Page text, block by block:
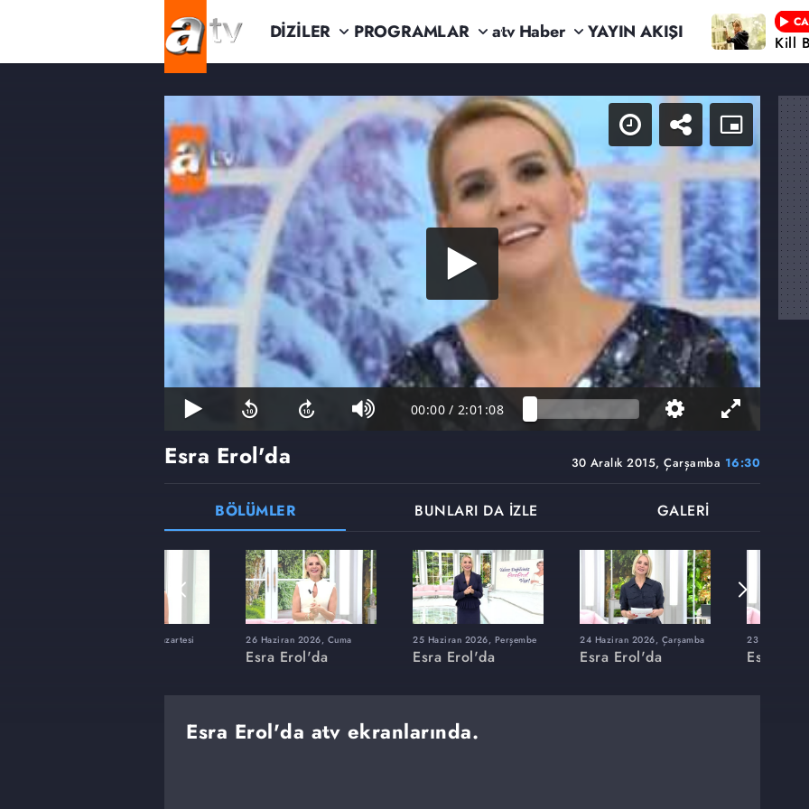
DİZİLER PROGRAMLAR atv Haber YAYIN AKIŞI Kill
00:00 / 2:01:08
30 Aralık 2015, Çarşamba 16:30
Esra Erol'da
BÖLÜMLER BUNLARI DA İZLE GALERİ
8 Haziran 2026, Pazartesi 26 Haziran 2026, Cuma
Esra Erol'da
25 Haziran 2026, Perşembe
Esra Erol'da
24 Haziran 2026, Çarşamba
Esra Erol'da
23 Haziran
Esra
Esra Erol'da atv ekranlarında.